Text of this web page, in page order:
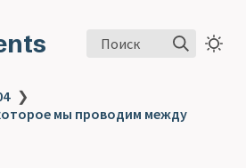
Поиск
❯
мы проводим между